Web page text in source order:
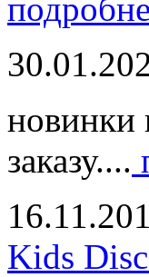
новинки
заказу....
Kids